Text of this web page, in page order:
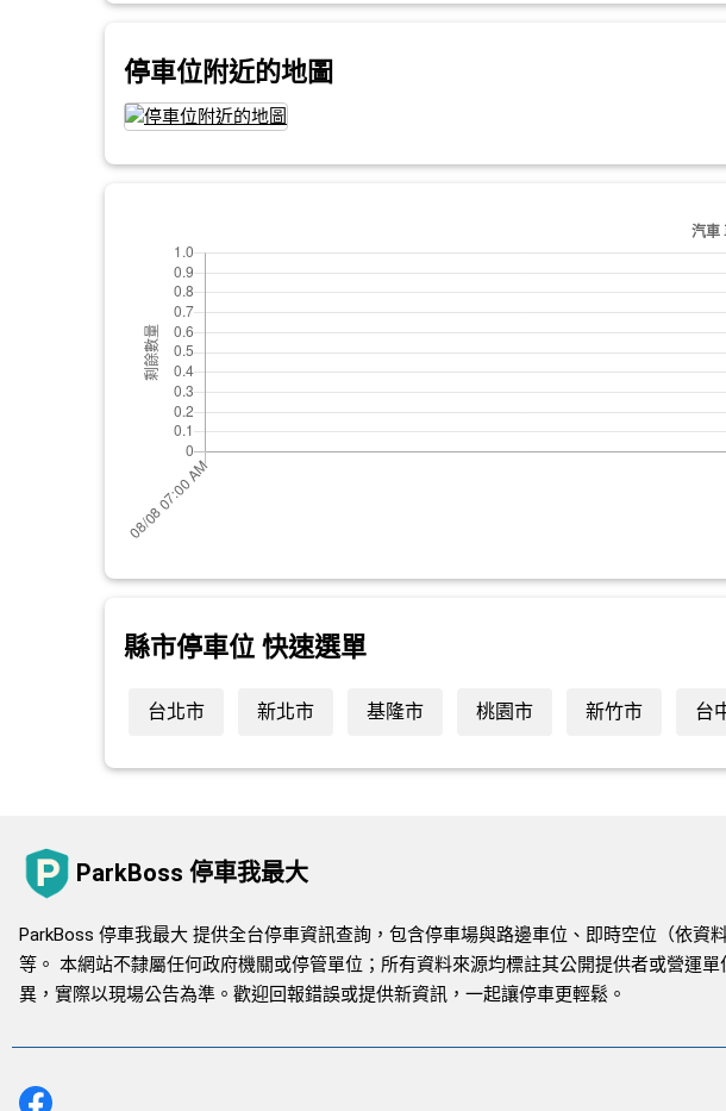
停車位附近的地圖
縣市停車位 快速選單
台北市 新北市 基隆市 桃園市 新竹市 台
ParkBoss 停車我最大
ParkBoss 停車我最大 提供全台停車資訊查詢，包含停車場與路邊車位、即時空位（依資
等。 本網站不隸屬任何政府機關或停管單位；所有資料來源均標註其公開提供者或營運
異，實際以現場公告為準。歡迎回報錯誤或提供新資訊，一起讓停車更輕鬆。